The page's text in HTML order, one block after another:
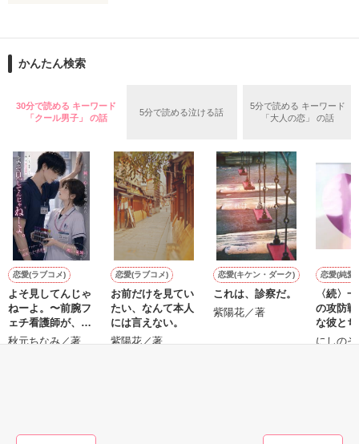
2026.6.5～2026.7.25
＊以前、公開していた話の改稿版です＊
作品を読む
ションの企画戦略室で働いている。
めた、同期で恋人の石垣守（26）がいるのだが、後輩の姫原由
いた。
守と由羅から『便利屋雛子』と馬鹿にされ、一人こっそり泣い
た上、同居まで提案してきて──？
鷹哉『宜しくな、俺の雛子』🦅
雛子『俺の……ひぃ、雛子？！！！』🐥
シゴデキで冷徹な上司が見せる素顔は、なぜか想像以上に甘く
て……🐥💓🦅
※表紙も作中使用の画像も全てフリー素材です。
※執筆期間2026.6.3〜7.20完結です。
※他サイトさんにて恋愛トレンド1位でした〜良かったら読ん
で頂けると嬉しいです。
かんたん検索
30分で読める キーワード
「クール男子」 の話
5分で読める泣ける話
5分で読める キーワード
「大人の恋」 の話
恋愛(ラブコメ)
よそ見してんじゃ
ねーよ。〜前腕フ
ェチ看護師が、ク
ールな外科医の独
秋元ちなみ／著
恋愛(ラブコメ)
お前だけを見てい
たい、なんて本人
には言えない。
紫陽花／著
恋愛(キケン・ダーク)
これは、診察だ。
紫陽花／著
恋愛(純愛)
〈続〉
の攻防
な彼と
ジな彼
にしの